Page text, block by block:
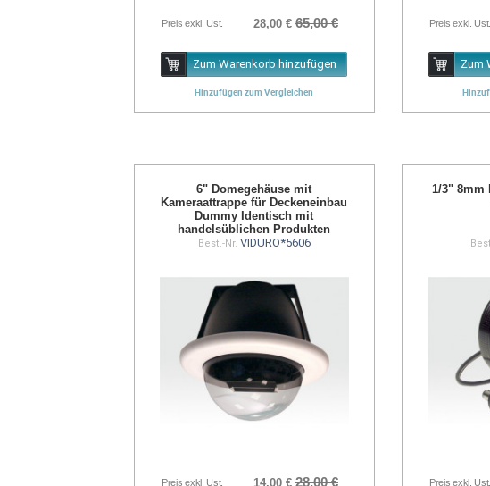
Preis exkl. Ust. 28,00 € 65,00 €
Zum Warenkorb hinzufügen
Hinzufügen zum Vergleichen
Preis exkl. Ust.
Zum
6" Domegehäuse mit
Kameraattrappe für Deckeneinbau
Dummy Identisch mit
handelsüblichen Produkten
Best.-Nr. VIDURO*5606
Preis exkl. Ust. 14,00 € 28,00 €
1/3" 8mm
Preis exkl. Ust.